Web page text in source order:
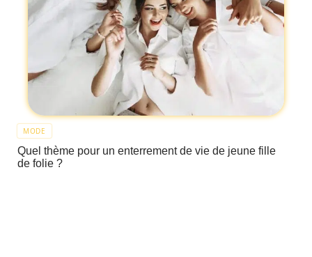
MODE
Quel thème pour un enterrement de vie de jeune fille
de folie ?